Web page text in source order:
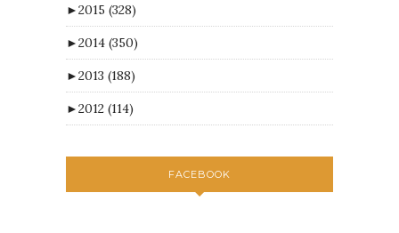
►2015 (328)
►2014 (350)
►2013 (188)
►2012 (114)
FACEBOOK